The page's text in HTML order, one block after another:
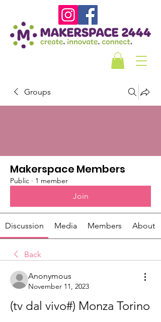
Groups
Makerspace Members
Public · 1 member
Join
Discussion Media Members About
Back
Anonymous
November 11, 2023
(tv dal vivo#) Monza Torino